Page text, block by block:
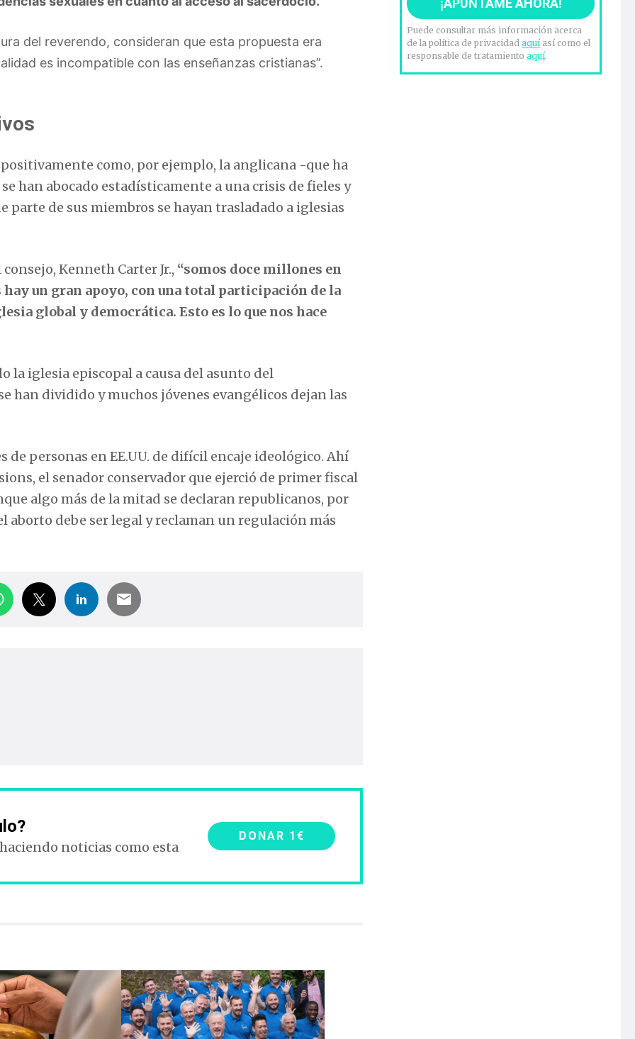
del reverendo, consideran que esta propuesta era
es incompatible con las enseñanzas cristianas”.
como, por ejemplo, la anglicana -que ha
han abocado estadísticamente a una crisis de fieles y
parte de sus miembros se hayan trasladado a iglesias
Kenneth Carter Jr., “somos doce millones en
un gran apoyo, con una total participación de la
global y democrática. Esto es lo que nos hace
la iglesia episcopal a causa del asunto del
han dividido y muchos jóvenes evangélicos dejan las
personas en EE.UU. de difícil encaje ideológico. Ahí
el senador conservador que ejerció de primer fiscal
algo más de la mitad se declaran republicanos, por
aborto debe ser legal y reclaman un regulación más
noticias como esta
DONAR 1€
Puede consultar más información acerca
de la política de privacidadaquíasí como el
responsable de tratamientoaquí.